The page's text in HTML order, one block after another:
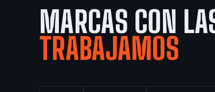
MARCAS CON
TRABAJAMOS